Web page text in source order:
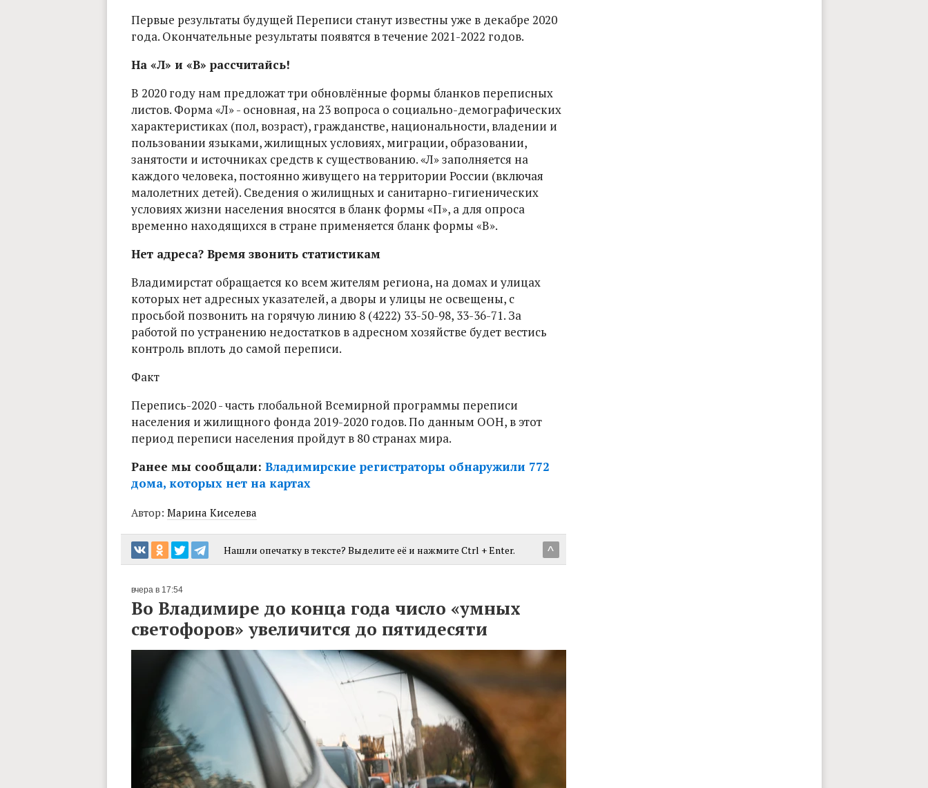
Первые результаты будущей Переписи станут известны уже в декабре 2020
года. Окончательные результаты появятся в течение 2021-2022 годов.
На «Л» и «В» рассчитайсь!
В 2020 году нам предложат три обновлённые формы бланков переписных
листов. Форма «Л» - основная, на 23 вопроса о социально-демографических
характеристиках (пол, возраст), гражданстве, национальности, владении и
пользовании языками, жилищных условиях, миграции, образовании,
занятости и источниках средств к существованию. «Л» заполняется на
каждого человека, постоянно живущего на территории России (включая
малолетних детей). Сведения о жилищных и санитарно-гигиенических
условиях жизни населения вносятся в бланк формы «П», а для опроса
временно находящихся в стране применяется бланк формы «В».
Нет адреса? Время звонить статистикам
Владимирстат обращается ко всем жителям региона, на домах и улицах
которых нет адресных указателей, а дворы и улицы не освещены, с
просьбой позвонить на горячую линию 8 (4222) 33-50-98, 33-36-71. За
работой по устранению недостатков в адресном хозяйстве будет вестись
контроль вплоть до самой переписи.
Факт
Перепись-2020 - часть глобальной Всемирной программы переписи
населения и жилищного фонда 2019-2020 годов. По данным ООН, в этот
период переписи населения пройдут в 80 странах мира.
Ранее мы сообщали: Владимирские регистраторы обнаружили 772
дома, которых нет на картах
Автор: Марина Киселева
^
Нашли опечатку в тексте? Выделите её и нажмите Ctrl + Enter.
вчера в 17:54
Во Владимире до конца года число «умных
светофоров» увеличится до пятидесяти